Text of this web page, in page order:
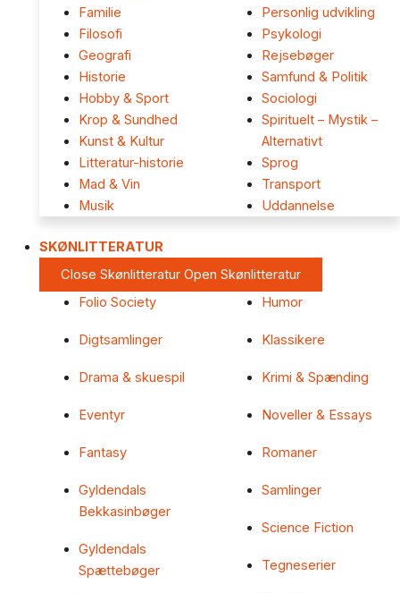
Familie
Filosofi
Geografi
Historie
Hobby & Sport
Krop & Sundhed
Kunst & Kultur
Litteratur-historie
Mad & Vin
Musik
Personlig udvikling
Psykologi
Rejsebøger
Samfund & Politik
Sociologi
Spirituelt – Mystik –
Alternativt
Sprog
Transport
Uddannelse
SKØNLITTERATUR
Close Skønlitteratur Open Skønlitteratur
Folio Society
Digtsamlinger
Drama & skuespil
Eventyr
Fantasy
Gyldendals
Bekkasinbøger
Gyldendals
Spættebøger
Humor
Klassikere
Krimi & Spænding
Noveller & Essays
Romaner
Samlinger
Science Fiction
Tegneserier